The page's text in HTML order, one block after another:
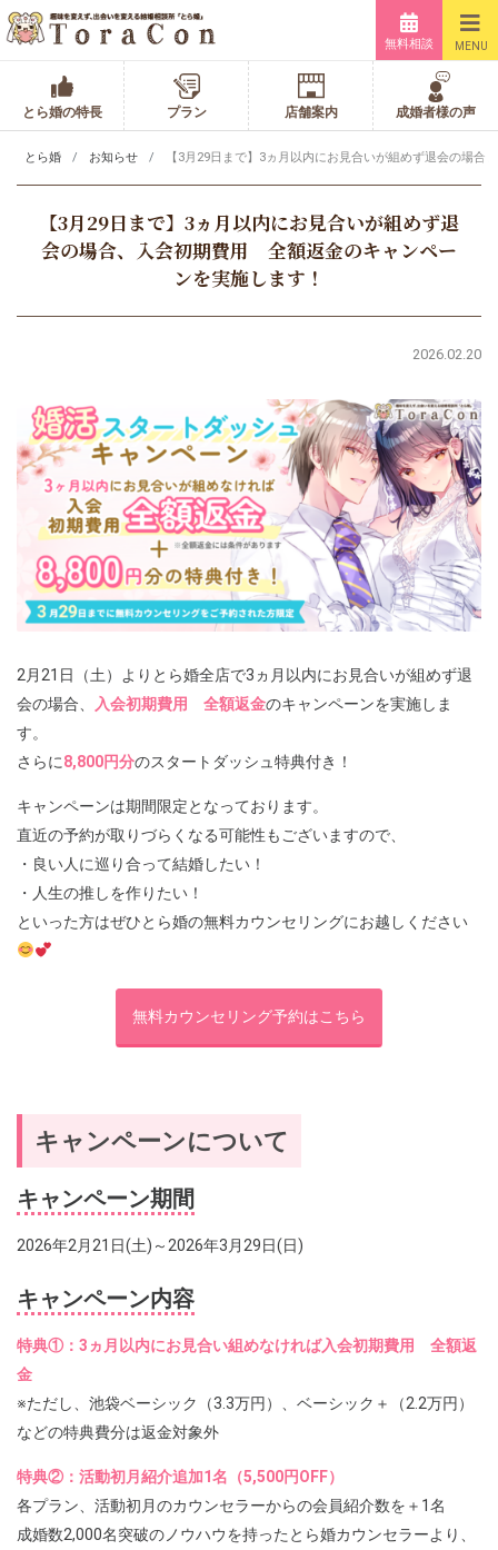
無料相談 MENU
とら婚の特長 プラン 店舗案内 成婚者様の声
とら婚 お知らせ 【3月29日まで】3ヵ月以内にお見合いが組めず退会の場
【3月29日まで】3ヵ月以内にお見合いが組めず退
会の場合、入会初期費用 全額返金のキャンペー
ンを実施します！
2026.02.20
2月21日（土）よりとら婚全店で3ヵ月以内にお見合いが組めず退
会の場合、
入会初期費用 全額返金のキャンペーンを実施しま
す。
さらに8,800円分のスタートダッシュ特典付き！
キャンペーンは期間限定となっております。
直近の予約が取りづらくなる可能性もございますので、
・良い人に巡り合って結婚したい！
・人生の推しを作りたい！
といった方はぜひとら婚の無料カウンセリングにお越しください
無料カウンセリング予約はこちら
キャンペーンについて
キャンペーン期間
2026年2月21日(土)～2026年3月29日(日)
キャンペーン内容
特典①：3ヵ月以内にお見合い組めなければ入会初期費用 全額返
金
※ただし、池袋ベーシック（3.3万円）、ベーシック＋（2.2万円）
などの特典費分は返金対象外
特典②：活動初月紹介追加1名（5,500円OFF）
各プラン、活動初月のカウンセラーからの会員紹介数を＋1名
成婚数2,000名突破のノウハウを持ったとら婚カウンセラーより、